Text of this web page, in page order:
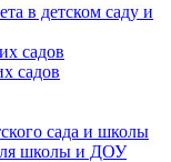
в детском саду и
садов
садов
сада и школы
школы и ДОУ